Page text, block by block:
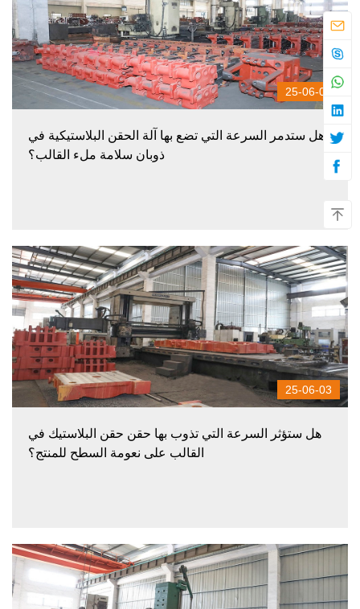
25-06-09
هل ستدمر السرعة التي تضع بها آلة الحقن البلاستيكية في
ذوبان سلامة ملء القالب؟
25-06-03
هل ستؤثر السرعة التي تذوب بها حقن حقن البلاستيك في
القالب على نعومة السطح للمنتج؟